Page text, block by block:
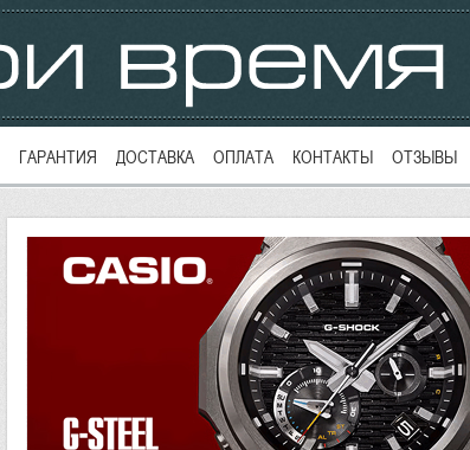
ГАРАНТИЯ ДОСТАВКА ОПЛАТА КОНТАКТЫ ОТЗЫВЫ